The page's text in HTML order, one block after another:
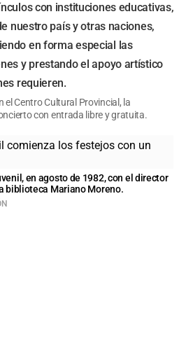
con instituciones educativas,
nuestro país y otras naciones,
en forma especial las
y prestando el apoyo artístico
requieren.
el Centro Cultural Provincial, la
con entrada libre y gratuita.
en agosto de 1982, con el director
biblioteca Mariano Moreno.